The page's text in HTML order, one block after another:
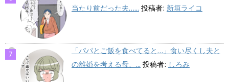
当たり前だった夫…... 投稿者: 新垣ライコ
「パパとご飯を食べてると…」食い尽くし夫と
の離婚を考える母、... 投稿者: しろみ